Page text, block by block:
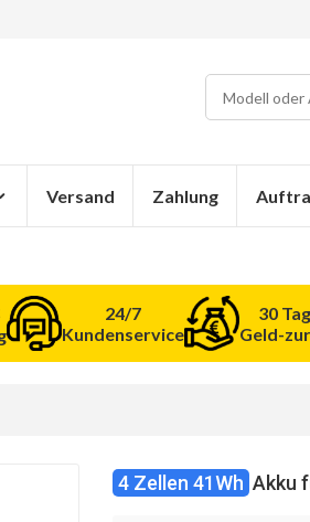
Versand Zahlung
24/7
Kundenservice
30
Geld-
4 Zellen 41Wh Akku